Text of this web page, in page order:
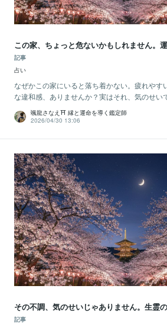
この家、ちょっと危ないかもしれません。
記事
占い
なぜかこの家にいると落ち着かない。疲れやす
な違和感、ありませんか？実はそれ、気のせい
颯龍さなえ⛩ 縁と運命を導く鑑定師
2026/04/30 13:06
その不調、気のせいじゃありません。生霊
記事